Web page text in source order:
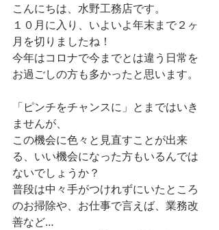
こんにちは、水野工務店です。
１０月に入り、いよいよ年末まで２ヶ
月を切りましたね！
今年はコロナで今までとは違う日常を
お過ごしの方も多かったと思います。
「ピンチをチャンスに」とまではいき
ませんが、
この機会に色々と見直すことが出来
る、いい機会になった方もいるんでは
ないでしょうか？
普段は中々手がつけれずにいたところ
のお掃除や、お仕事で言えば、業務改
善など…